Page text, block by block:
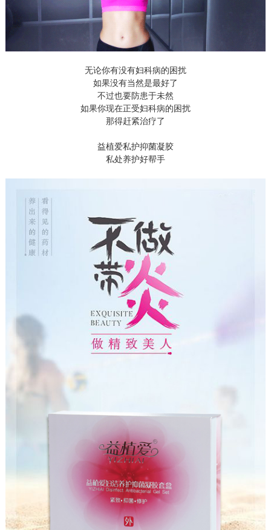
无论你有没有妇科病的困扰
如果没有当然是最好了
不过也要防患于未然
如果你现在正受妇科病的困扰
那得赶紧治疗了
益植爱私护抑菌凝胶
私处养护好帮手